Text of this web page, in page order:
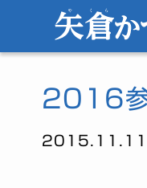
2016参
2015.11.11